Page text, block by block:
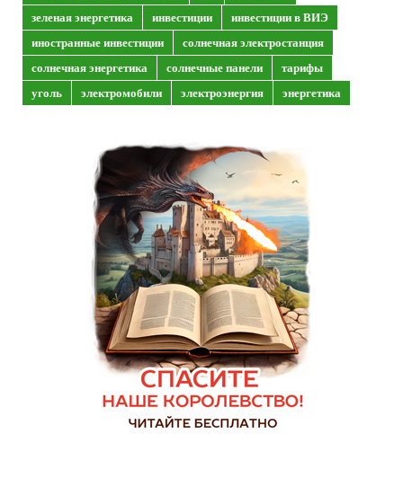
зеленая энергетика
инвестиции
инвестиции в ВИЭ
иностранные инвестиции
солнечная электростанция
солнечная энергетика
солнечные панели
тарифы
уголь
электромобили электроэнергия энергетика